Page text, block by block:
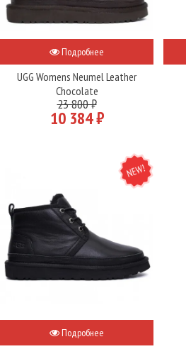
Подробнее
UGG Womens Neumel Leather
Chocolate
23 800 ₽
10 384 ₽
NEW
Подробнее